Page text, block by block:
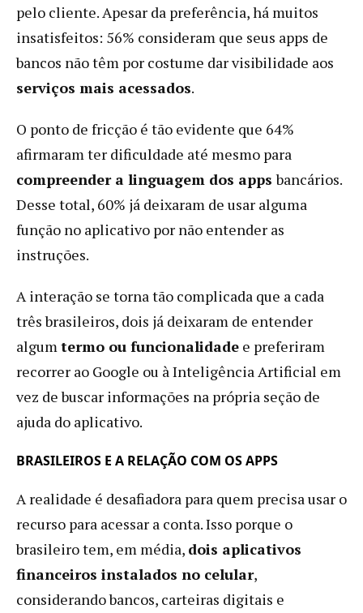
pelo cliente. Apesar da preferência, há muitos
insatisfeitos: 56% consideram que seus apps de
bancos não têm por costume dar visibilidade aos
serviços mais acessados.
O ponto de fricção é tão evidente que 64%
afirmaram ter dificuldade até mesmo para
compreender a linguagem dos appsbancários.
Desse total, 60% já deixaram de usar alguma
função no aplicativo por não entender as
instruções.
A interação se torna tão complicada que a cada
três brasileiros, dois já deixaram de entender
algumtermo ou funcionalidade e preferiram
recorrer ao Google ou à Inteligência Artificial em
vez de buscar informações na própria seção de
ajuda do aplicativo.
BRASILEIROS E A RELAÇÃO COM OS APPS
A realidade é desafiadora para quem precisa usar o
recurso para acessar a conta. Isso porque o
brasileiro tem, em média, dois aplicativos
financeiros instalados no celular,
considerando bancos, carteiras digitais e